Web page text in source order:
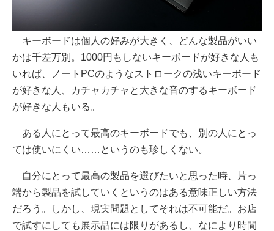
キーボードは個人の好みが大きく、どんな製品がいい
かは千差万別。1000円もしないキーボードが好きな人も
いれば、ノートPCのようなストロークの浅いキーボード
が好きな人、カチャカチャと大きな音のするキーボード
が好きな人もいる。
ある人にとって最高のキーボードでも、別の人にとっ
ては使いにくい……というのも珍しくない。
自分にとって最高の製品を選びたいと思った時、片っ
端から製品を試していくというのはある意味正しい方法
だろう。しかし、現実問題としてそれは不可能だ。お店
で試すにしても展示品には限りがあるし、なにより時間